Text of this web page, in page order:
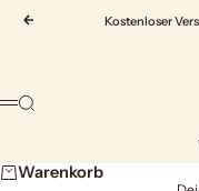
Zurück
Kostenloser
Menü
Suche
Warenkorb